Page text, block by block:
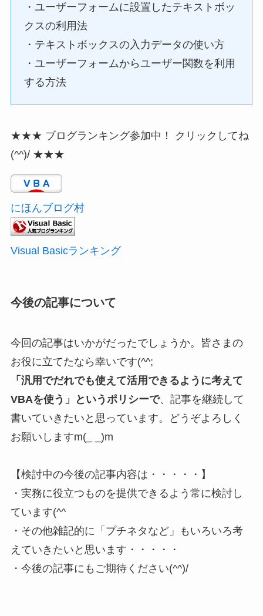
・ユーザーフォームに設置したテキストボッ
クスの利用法
・テキストボックスの入力データの使い方
・ユーザーフォームからユーザー関数を利用
する方法
★★★ ブログランキング参加中！ クリックしてね
(^^)/ ★★★
にほんブログ村
Visual Basicランキング
今後の記事について
今回の記事はいかがだったでしょうか。皆さまの
お役に立てたなら幸いです(^^;
「汎用でだれでも使えて活用できるように考えて
VBAを使う」というポリシーで、記事を継続して
書いていきたいと思っています。どうぞよろしく
お願いしますm(_ _)m
【検討中の今後の記事内容は・・・・・】
・実務に役立つものを提供できるよう常に検討し
ています(^^ゞ
・その他雑記的に「プチネタなど」もいろいろ考
えていきたいと思います・・・・・
・今後の記事にもご期待ください(^^)/